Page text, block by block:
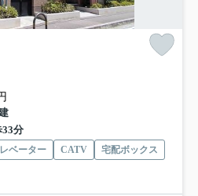
33分
ベーター CATV
宅配ボックス